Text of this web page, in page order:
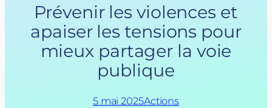
Prévenir les violences et
apaiser les tensions pour
mieux partager la voie
publique
5 mai 2025Actions